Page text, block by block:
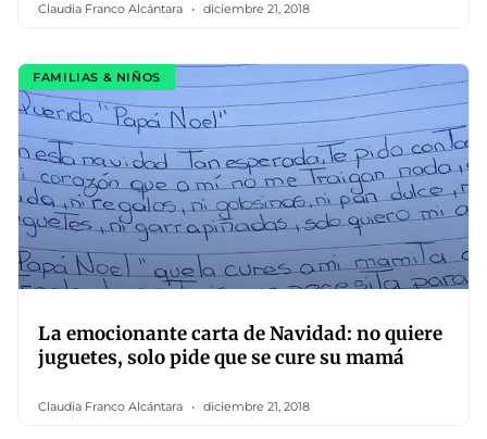
Claudia Franco Alcántara diciembre 21, 2018
FAMILIAS & NIÑOS
La emocionante carta de Navidad: no quiere
juguetes, solo pide que se cure su mamá
Claudia Franco Alcántara diciembre 21, 2018